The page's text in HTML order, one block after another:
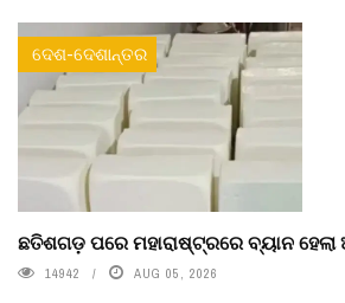
ଦେଶ-ଦେଶାନ୍ତର
ଛତିଶଗଡ଼ ପରେ ମହାରାଷ୍ଟ୍ରରେ ବ୍ୟାନ
14942 AUG 05, 2026